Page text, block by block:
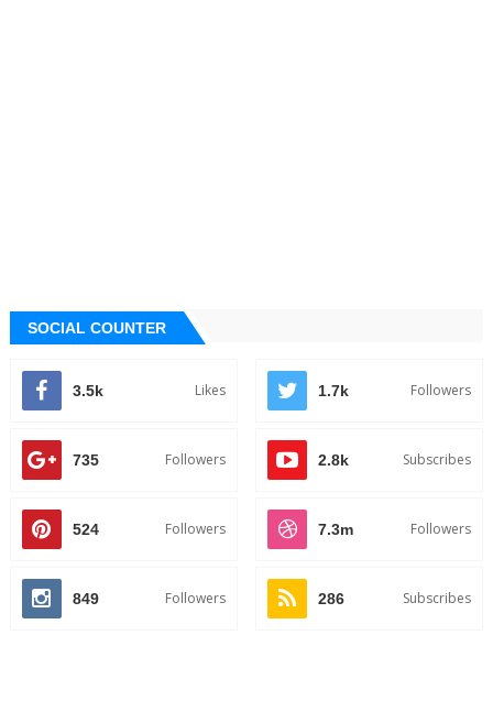
SOCIAL COUNTER
3.5k Likes 1.7k Followers
735 Followers 2.8k Subscribes
524 Followers 7.3m Followers
849 Followers 286 Subscribes